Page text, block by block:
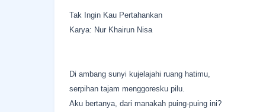
Tak Ingin Kau Pertahankan
Karya: Nur Khairun Nisa
Di ambang sunyi kujelajahi ruang hatimu,
serpihan tajam menggoresku pilu.
Aku bertanya, dari manakah puing-puing ini?